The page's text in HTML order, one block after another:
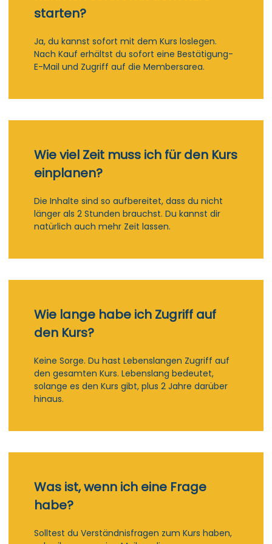
starten?
Ja, du kannst sofort mit dem Kurs loslegen.
Nach Kauf erhältst du sofort eine Bestätigung-
E-Mail und Zugriff auf die Membersarea.
Wie viel Zeit muss ich für den Kurs
einplanen?
Die Inhalte sind so aufbereitet, dass du nicht
länger als 2 Stunden brauchst. Du kannst dir
natürlich auch mehr Zeit lassen.
Wie lange habe ich Zugriff auf
den Kurs?
Keine Sorge. Du hast Lebenslangen Zugriff auf
den gesamten Kurs. Lebenslang bedeutet,
solange es den Kurs gibt, plus 2 Jahre darüber
hinaus.
Was ist, wenn ich eine Frage
habe?
Solltest du Verständnisfragen zum Kurs haben,